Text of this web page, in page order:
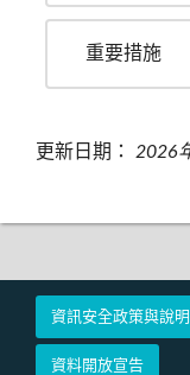
重要措施
更新日期： 2026
資訊安全政策與說明
資料開放宣告